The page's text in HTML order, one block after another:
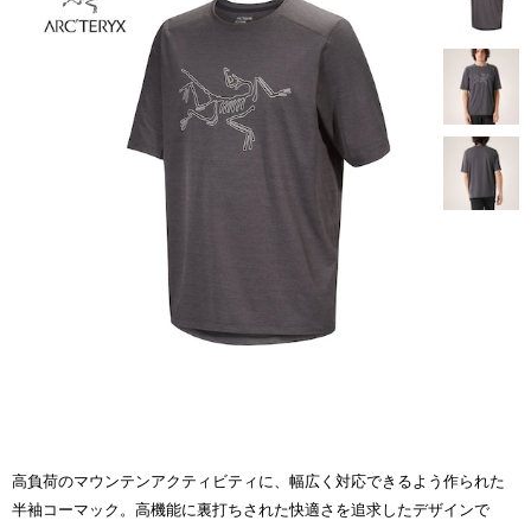
高負荷のマウンテンアクティビティに、幅広く対応できるよう作られた
半袖コーマック。高機能に裏打ちされた快適さを追求したデザインで